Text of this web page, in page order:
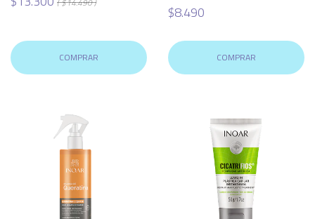
COMPRAR
$8.490
COMPRAR